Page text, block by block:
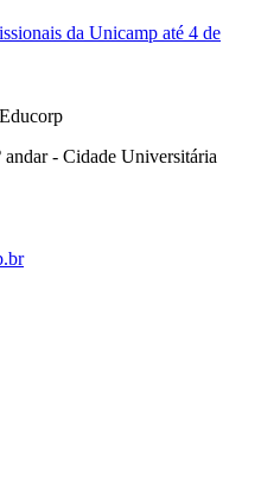
da Unicamp até 4 de
- Cidade Universitária